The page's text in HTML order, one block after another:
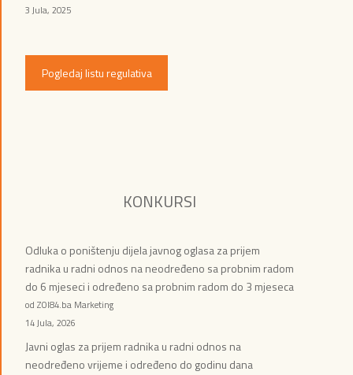
3 Jula, 2025
Pogledaj listu regulativa
KONKURSI
Odluka o poništenju dijela javnog oglasa za prijem
radnika u radni odnos na neodređeno sa probnim radom
do 6 mjeseci i određeno sa probnim radom do 3 mjeseca
od ZOI84.ba Marketing
14 Jula, 2026
Javni oglas za prijem radnika u radni odnos na
neodređeno vrijeme i određeno do godinu dana